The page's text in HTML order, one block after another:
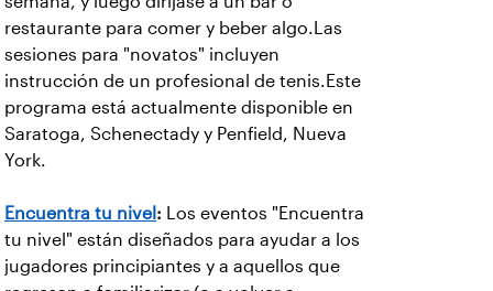
restaurante para comer y beber algo.Las
sesiones para "novatos" incluyen
instrucción de un profesional de tenis.Este
programa está actualmente disponible en
Saratoga, Schenectady y Penfield, Nueva
York.
Encuentra tu nivel :
Los eventos "Encuentra
tu nivel" están diseñados para ayudar a los
jugadores principiantes y a aquellos que